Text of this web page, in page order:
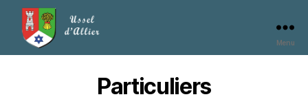
Menu
Particuliers